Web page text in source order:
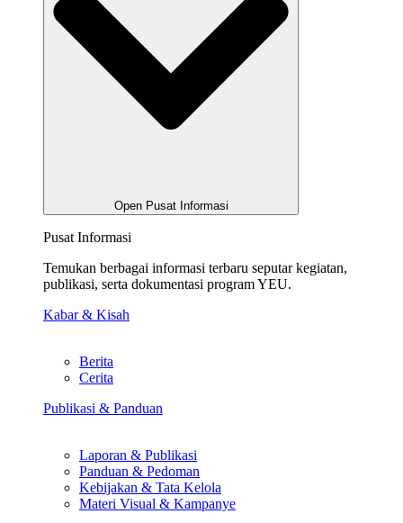
Open Pusat Informasi
Pusat Informasi
Temukan berbagai informasi terbaru seputar kegiatan,
publikasi, serta dokumentasi program YEU.
Kabar & Kisah
Berita
Cerita
Publikasi & Panduan
Laporan & Publikasi
Panduan & Pedoman
Kebijakan & Tata Kelola
Materi Visual & Kampanye